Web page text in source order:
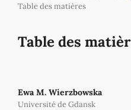
Table des matières
Table des
Ewa M. Wierzbowska
Université de Gdansk